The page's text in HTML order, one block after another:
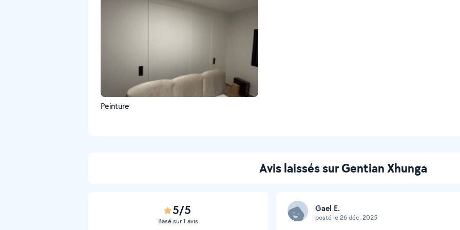
Peinture
Avis laissés sur Gentian Xhunga
5/5
Basé sur 1 avis
Gael E.
posté le 26 déc. 2025